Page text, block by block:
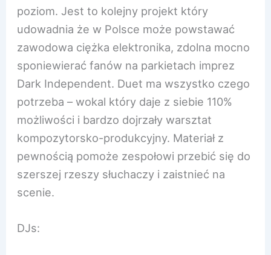
poziom. Jest to kolejny projekt który
udowadnia że w Polsce może powstawać
zawodowa ciężka elektronika, zdolna mocno
sponiewierać fanów na parkietach imprez
Dark Independent. Duet ma wszystko czego
potrzeba – wokal który daje z siebie 110%
możliwości i bardzo dojrzały warsztat
kompozytorsko-produkcyjny. Materiał z
pewnością pomoże zespołowi przebić się do
szerszej rzeszy słuchaczy i zaistnieć na
scenie.
DJs: